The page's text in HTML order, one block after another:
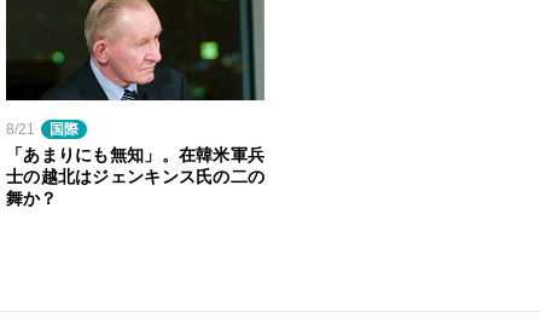
8/21 国際
「あまりにも無知」。在韓米軍兵
士の越北はジェンキンス氏の二の
舞か？